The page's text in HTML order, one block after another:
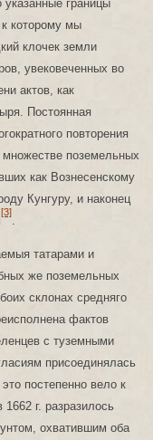
указанные границы
которому мы
клочек земли
увековеченных во
актов, как
Постоянная
повторения
поземельных
как Вознесенскому
Кунгуру, и наконец
[3]
.
татарами и
же поземельных
склонах средняго
фактов
с туземными
присоединялась
постепенно вело к
г. разразилось
охватившим оба